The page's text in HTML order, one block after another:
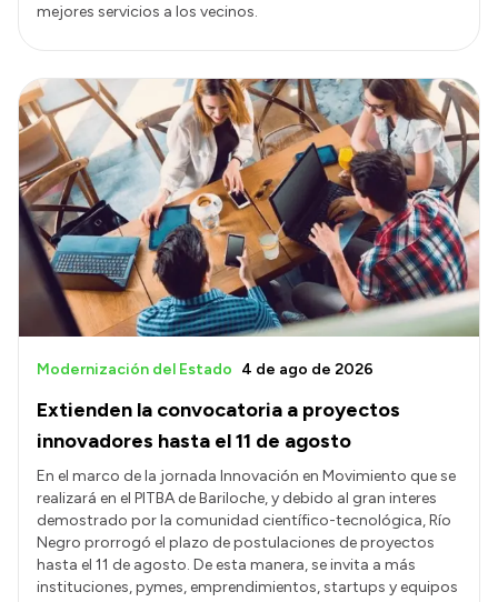
mejores servicios a los vecinos.
Extienden la convocatoria a proyectos
innovadores hasta el 11 de agosto
Modernización del Estado 4 de ago de 2026
En el marco de la jornada Innovación en Movimiento que se
realizará en el PITBA de Bariloche, y debido al gran interes
demostrado por la comunidad científico-tecnológica, Río
Negro prorrogó el plazo de postulaciones de proyectos
hasta el 11 de agosto. De esta manera, se invita a más
instituciones, pymes, emprendimientos, startups y equipos